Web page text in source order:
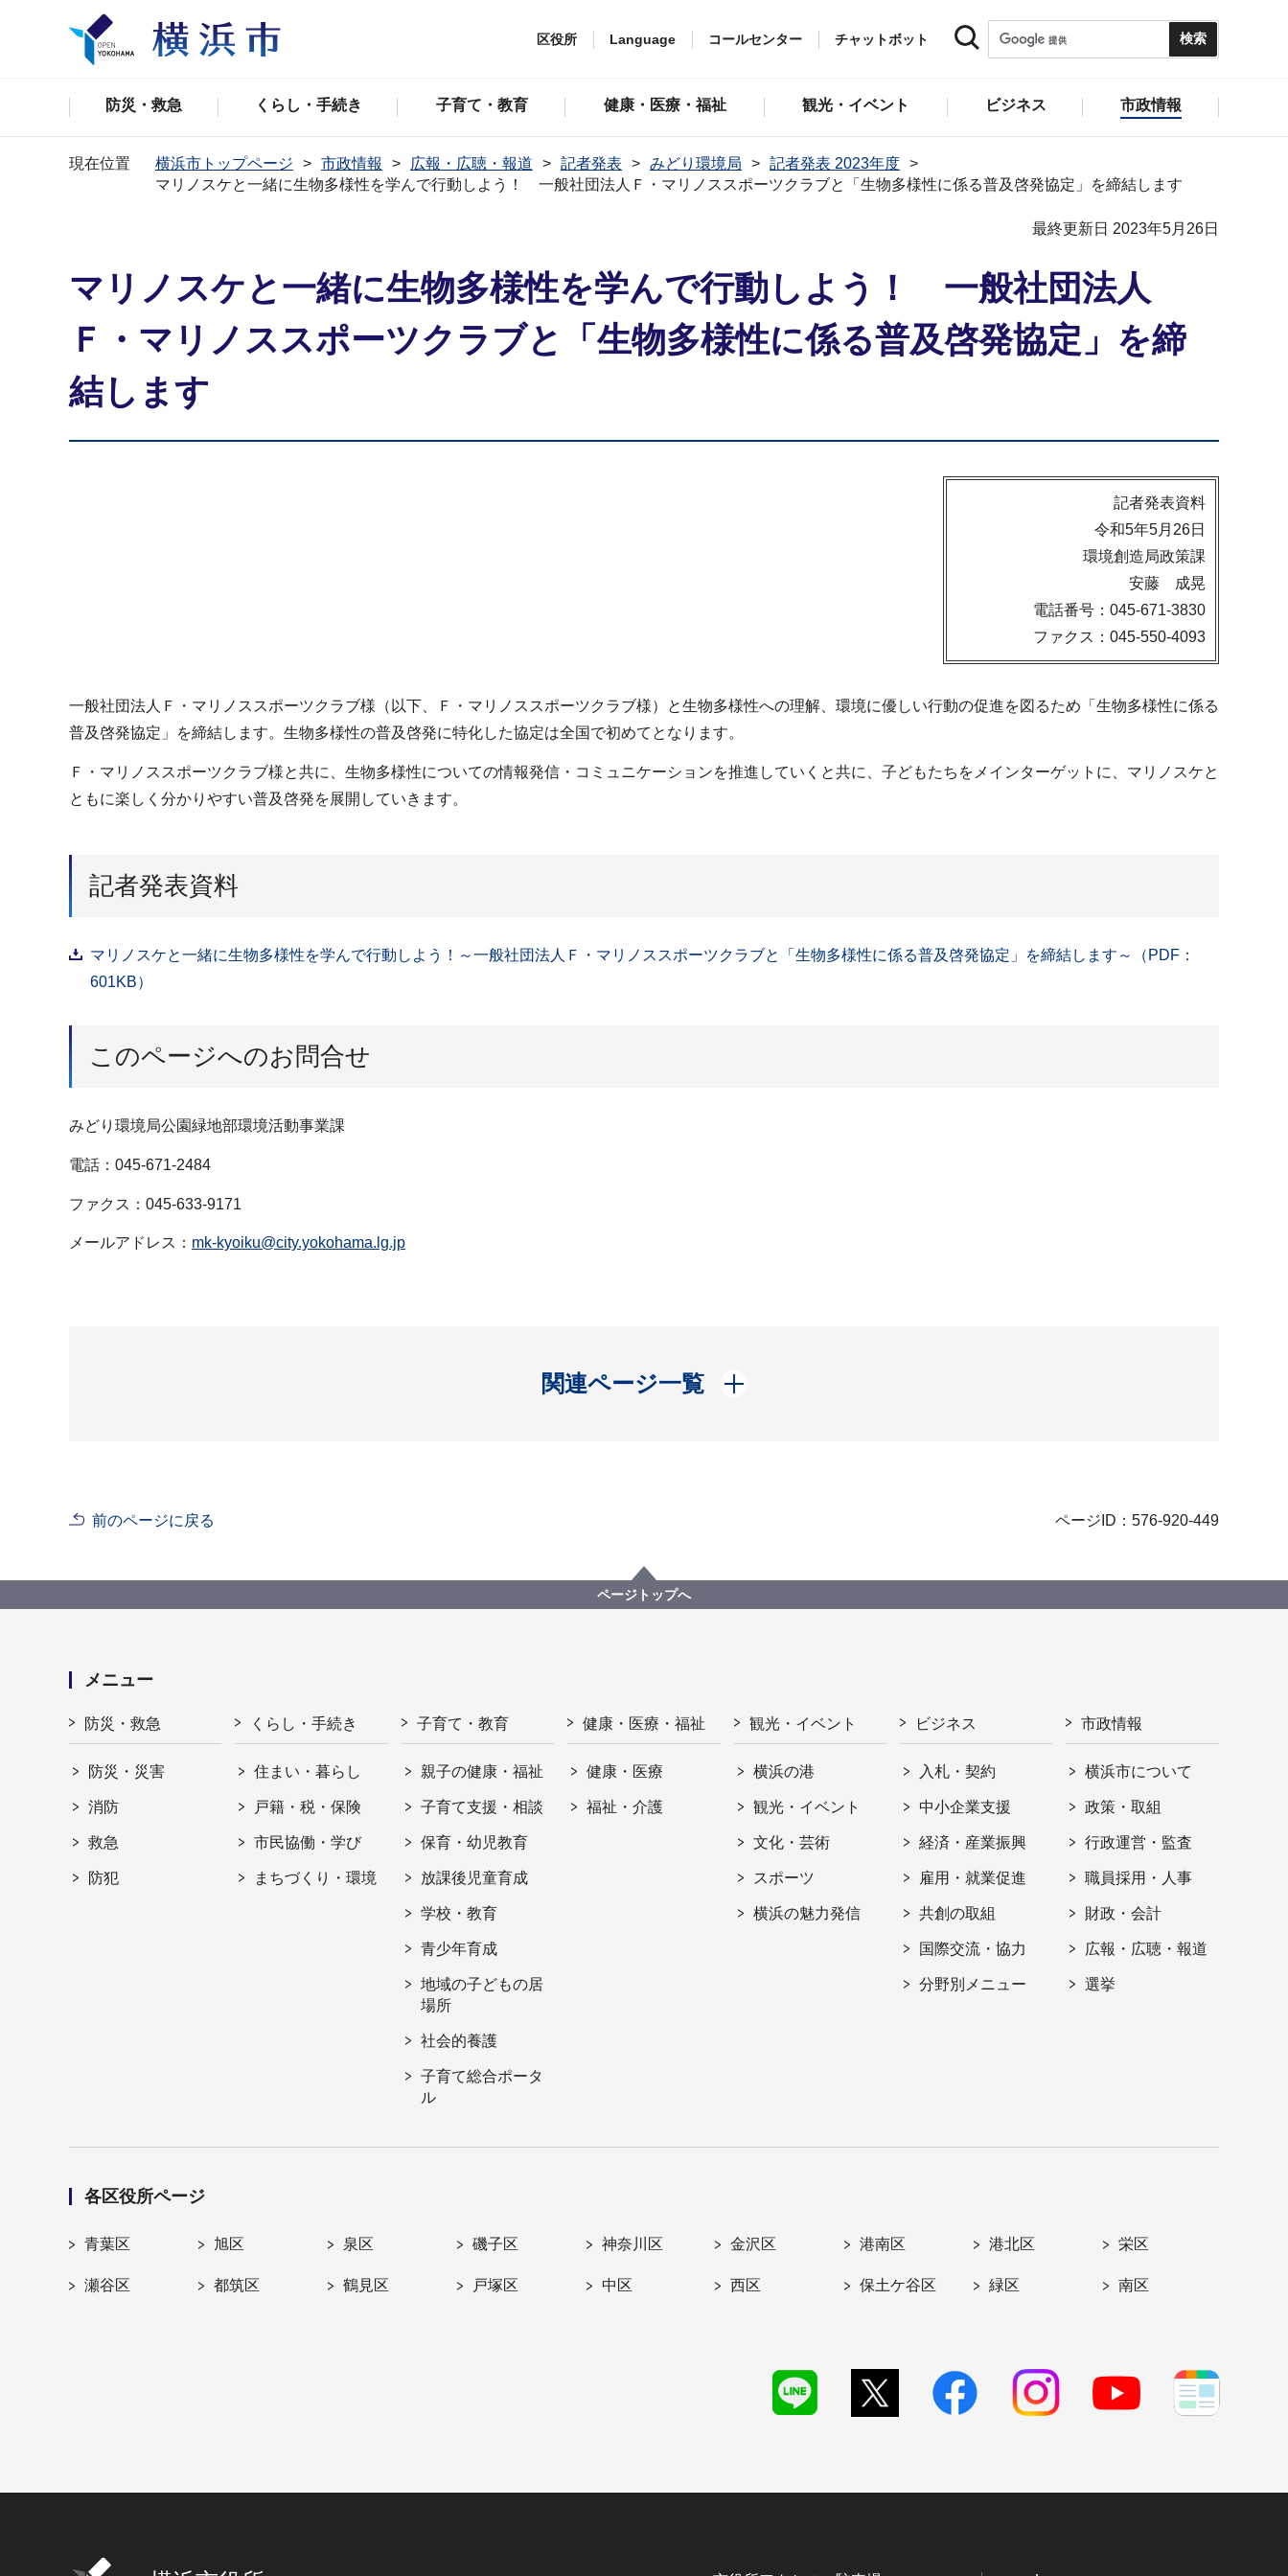
区役所 Language コールセンター チャットボット
防災・救急 くらし・手続き 子育て・教育 健康・医療・福祉 観光・イベント ビジネス 市政情報
現在位置 横浜市トップページ 市政情報 広報・広聴・報道 記者発表 みどり環境局
記者発表 2023年度
マリノスケと一緒に生物多様性を学んで行動しよう！ 一般社団法人Ｆ・マリノススポーツクラブと「生物多様性に係る普及啓発協定」を締結します
最終更新日 2023年5月26日
マリノスケと一緒に生物多様性を学んで行動しよう！ 一般社団法人
Ｆ・マリノススポーツクラブと「生物多様性に係る普及啓発協定」を締
結します
記者発表資料
令和5年5月26日
環境創造局政策課
安藤 成晃
電話番号：045-671-3830
ファクス：045-550-4093
一般社団法人Ｆ・マリノススポーツクラブ様（以下、Ｆ・マリノススポーツクラブ様）と生物多様性への理解、環境に優しい行動の促進を図るため「生物多様性に係る
普及啓発協定」を締結します。生物多様性の普及啓発に特化した協定は全国で初めてとなります。
Ｆ・マリノススポーツクラブ様と共に、生物多様性についての情報発信・コミュニケーションを推進していくと共に、子どもたちをメインターゲットに、マリノスケと
ともに楽しく分かりやすい普及啓発を展開していきます。
記者発表資料
マリノスケと一緒に生物多様性を学んで行動しよう！～一般社団法人Ｆ・マリノススポーツクラブと「生物多様性に係る普及啓発協定」を締結します～（PDF：
601KB）
このページへのお問合せ
みどり環境局公園緑地部環境活動事業課
電話：045-671-2484
ファクス：045-633-9171
メールアドレス： mk-kyoiku@city.yokohama.lg.jp
関連ページ一覧
開く
前のページに戻る ページID：576-920-449
ページトップへ
メニュー
防災・救急
防災・災害
消防
救急
防犯
くらし・手続き
住まい・暮らし
戸籍・税・保険
市民協働・学び
まちづくり・環境
子育て・教育
親子の健康・福祉
子育て支援・相談
保育・幼児教育
放課後児童育成
学校・教育
青少年育成
地域の子どもの居
場所
社会的養護
子育て総合ポータ
ル
健康・医療・福祉
健康・医療
福祉・介護
観光・イベント
横浜の港
観光・イベント
文化・芸術
スポーツ
横浜の魅力発信
ビジネス
入札・契約
中小企業支援
経済・産業振興
雇用・就業促進
共創の取組
国際交流・協力
分野別メニュー
市政情報
横浜市について
政策・取組
行政運営・監査
職員採用・人事
財政・会計
広報・広聴・報道
選挙
各区役所ページ
青葉区 旭区 泉区 磯子区 神奈川区 金沢区 港南区 港北区 栄区
瀬谷区 都筑区 鶴見区 戸塚区 中区 西区 保土ケ谷区 緑区 南区